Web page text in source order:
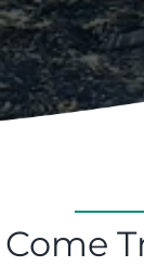
Come